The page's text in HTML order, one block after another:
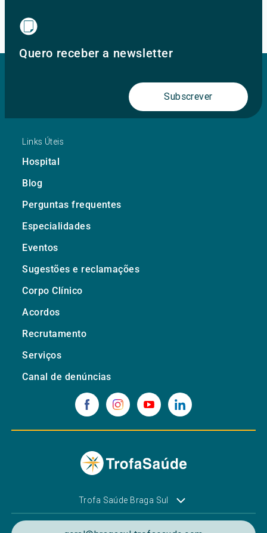
Quero receber a newsletter
Subscrever
Links Úteis
Hospital
Blog
Perguntas frequentes
Especialidades
Eventos
Sugestões e reclamações
Corpo Clínico
Acordos
Recrutamento
Serviços
Canal de denúncias
Trofa Saúde Braga Sul